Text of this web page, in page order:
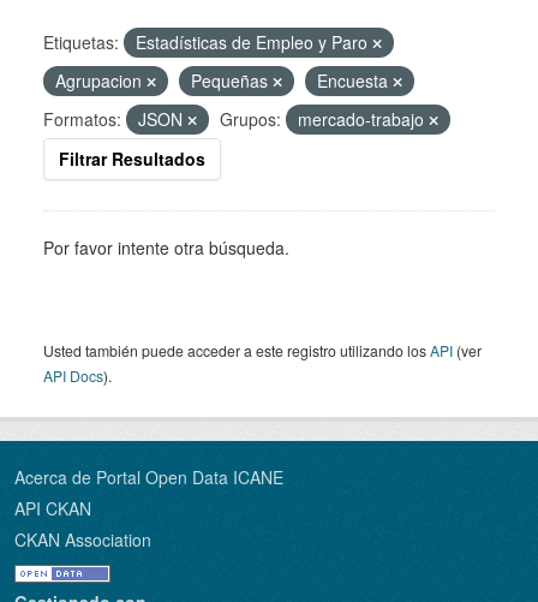
Etiquetas:
Estadísticas de Empleo y Paro
Agrupacion
Pequeñas
Encuesta
Formatos:
JSON Grupos:
mercado-trabajo
Filtrar Resultados
Por favor intente otra búsqueda.
Usted también puede acceder a este registro utilizando losAPI (ver
API Docs).
Acerca de Portal Open Data ICANE
API CKAN
CKAN Association